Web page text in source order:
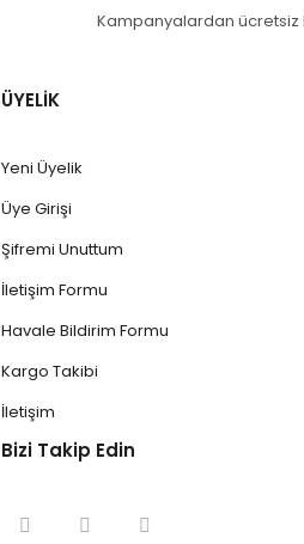
Kampanyalardan ücretsiz
ÜYELİK
Yeni Üyelik
Üye Girişi
Şifremi Unuttum
İletişim Formu
Havale Bildirim Formu
Kargo Takibi
İletişim
Bizi Takip Edin